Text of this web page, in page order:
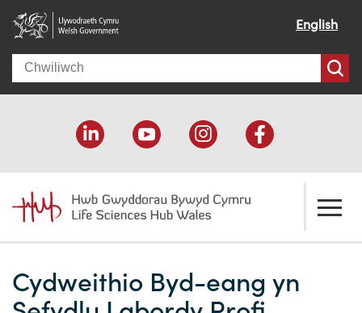
English
Search
Croeso
Ein cymorth
Cydweithio Byd-eang yn